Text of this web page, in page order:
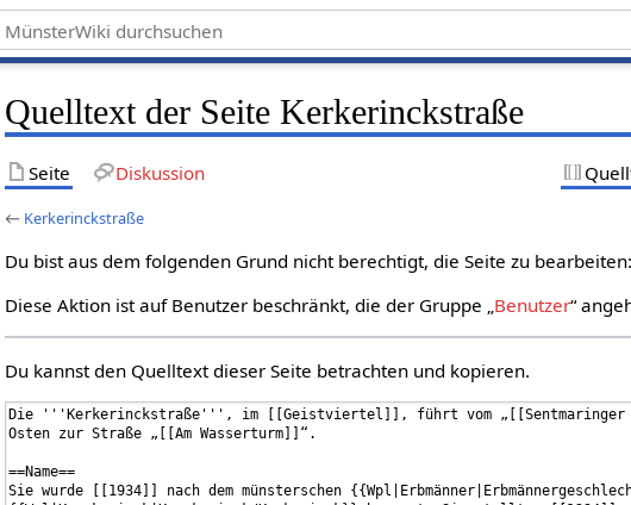
Quelltext der Seite Kerkerinckstraße
Seite Diskussion
← Kerkerinckstraße
Du bist aus dem folgenden Grund nicht berechtigt, die Seite zu bearbeiten:
Diese Aktion ist auf Benutzer beschränkt, die der Gruppe „Benutzer“
Du kannst den Quelltext dieser Seite betrachten und kopieren.